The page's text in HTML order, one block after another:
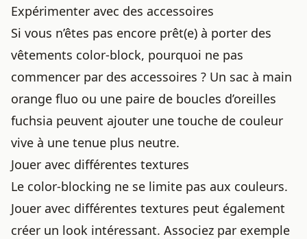
Expérimenter avec des accessoires
Si vous n’êtes pas encore prêt(e) à porter des
vêtements color-block, pourquoi ne pas
commencer par des accessoires ? Un sac à main
orange fluo ou une paire de boucles d’oreilles
fuchsia peuvent ajouter une touche de couleur
vive à une tenue plus neutre.
Jouer avec différentes textures
Le color-blocking ne se limite pas aux couleurs.
Jouer avec différentes textures peut également
créer un look intéressant. Associez par exemple